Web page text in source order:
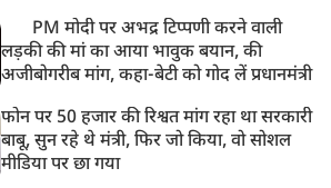
PM मोदी पर अभद्र टिप्पणी करने वाली
लड़की की मां का आया भावुक बयान, की
अजीबोगरीब मांग, कहा-बेटी को गोद लें प्रधानमंत्री
फोन पर 50 हजार की रिश्वत मांग रहा था सरकारी
बाबू, सुन रहे थे मंत्री, फिर जो किया, वो सोशल
मीडिया पर छा गया